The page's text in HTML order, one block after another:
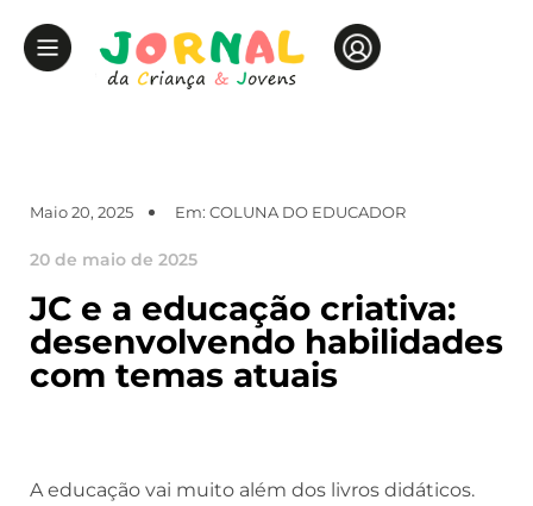
Maio 20, 2025 Em: COLUNA DO EDUCADOR
20 de maio de 2025
JC e a educação criativa:
desenvolvendo habilidades
com temas atuais
A educação vai muito além dos livros didáticos.